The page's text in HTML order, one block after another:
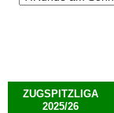
ZUGSPITZLIGA
2025/26